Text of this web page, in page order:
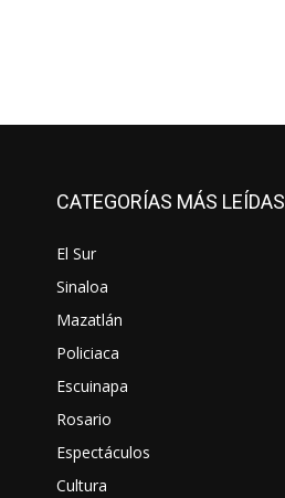
CATEGORÍAS MÁS LEÍDAS
El Sur
Sinaloa
Mazatlán
Policiaca
Escuinapa
Rosario
Espectáculos
Cultura